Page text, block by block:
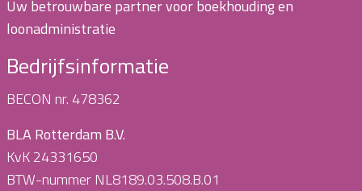
Uw betrouwbare partner voor boekhouding en
loonadministratie
Bedrijfsinformatie
BECON nr. 478362
BLA Rotterdam B.V.
KvK 24331650
BTW-nummer NL8189.03.508.B.01